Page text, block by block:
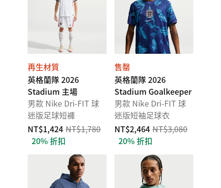
再生材質
英格蘭隊 2026
Stadium 主場
男款 Nike Dri-FIT 球
迷版足球短褲
NT$1,424 NT$1,780
20% 折扣
售罄
英格蘭隊 2026
Stadium Goalkeeper
男款 Nike Dri-FIT 球
迷版短袖足球衣
NT$2,464 NT$3,080
20% 折扣